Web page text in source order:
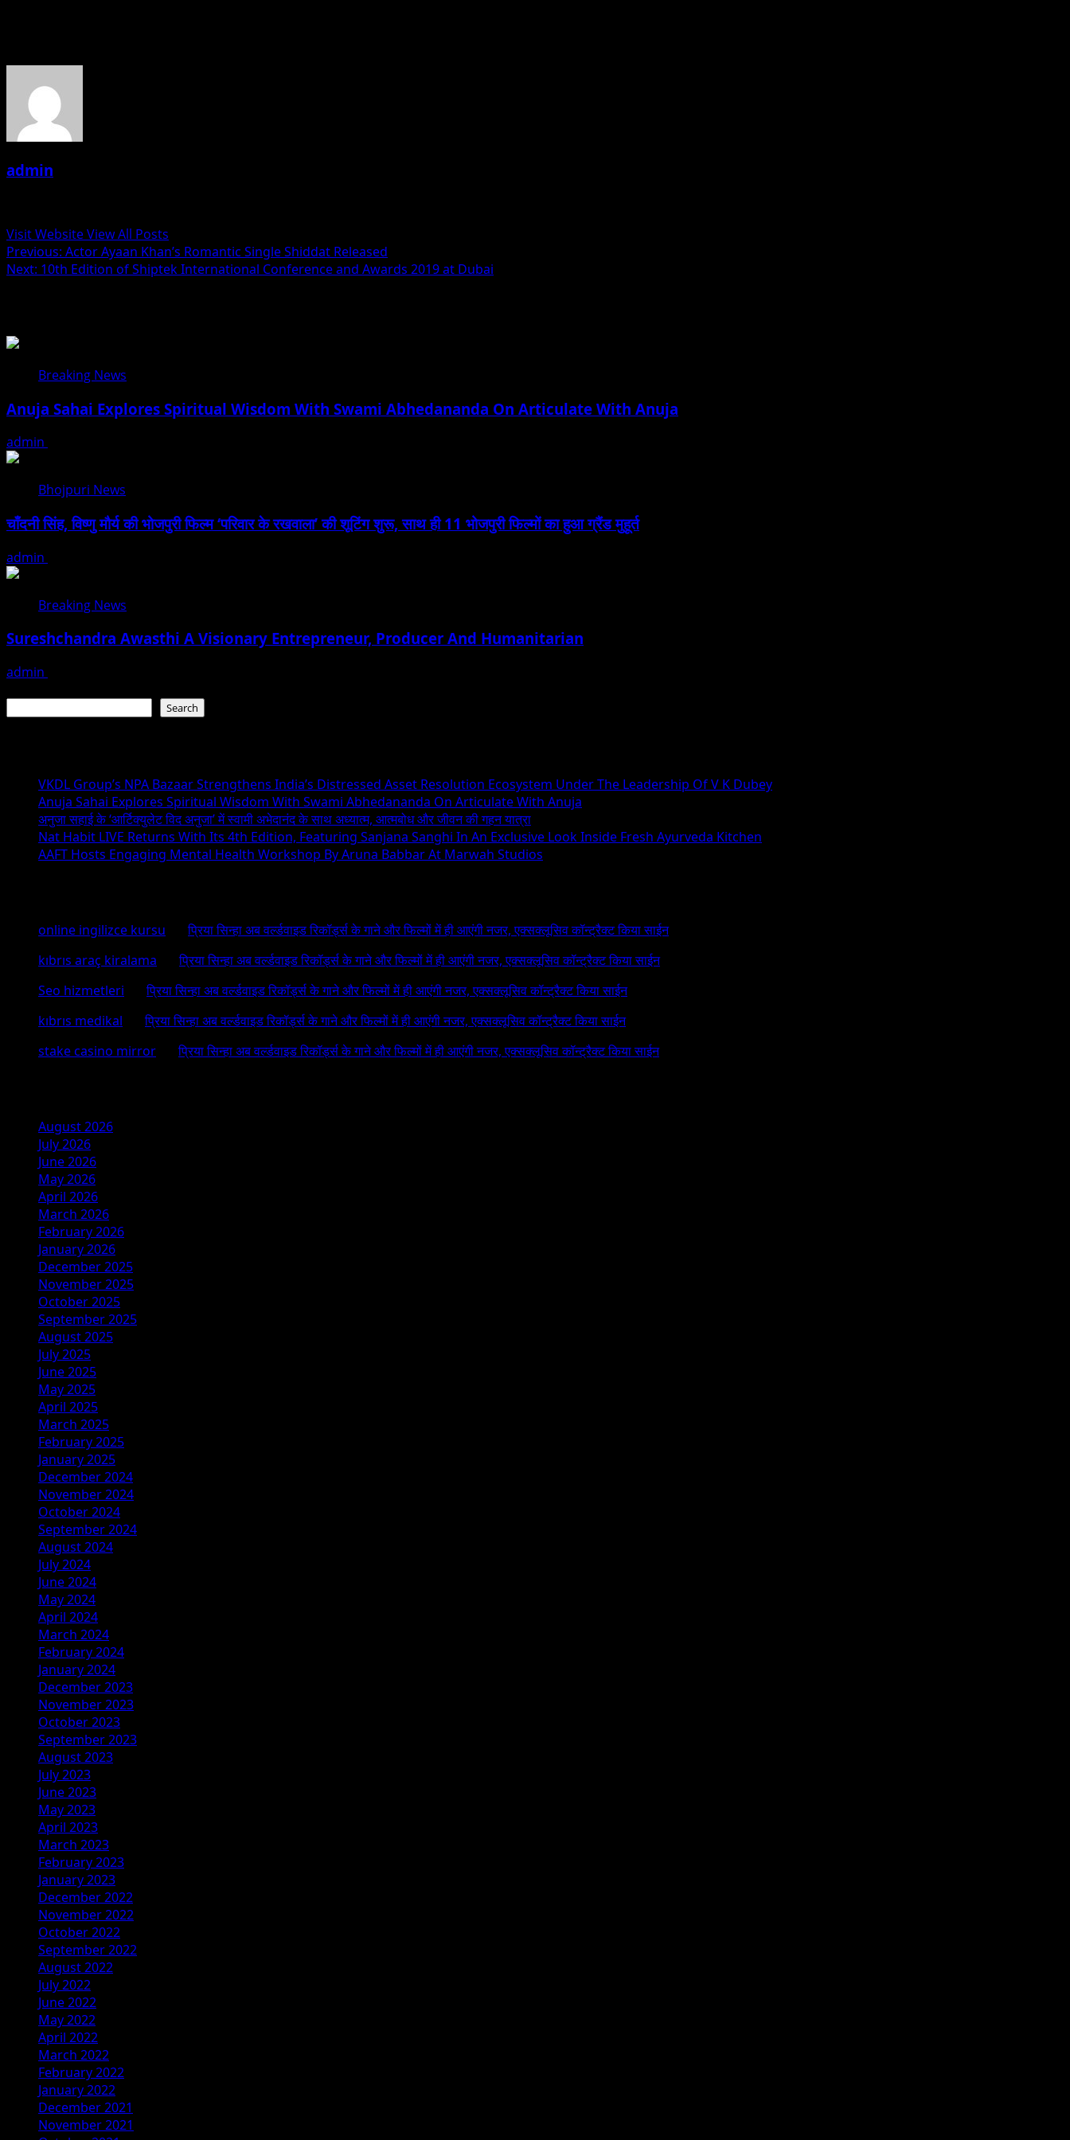
admin
Visit WebsiteView All Posts
Post
navigation
Previous: Actor Ayaan Khan’s Romantic Single Shiddat Released
Next: 10th Edition of Shiptek International Conference and Awards 2019 at Dubai
Breaking News
Anuja Sahai Explores Spiritual Wisdom With Swami Abhedananda On Articulate With Anuja
admin
Bhojpuri News
चाँदनी सिंह, विष्णु मौर्य की भोजपुरी फिल्म ‘परिवार के रखवाला’ की शूटिंग शुरू, साथ ही 11 भोजपुरी फिल्मों का हुआ ग्रैंड मुहूर्त
admin
Breaking News
Sureshchandra Awasthi A Visionary Entrepreneur, Producer And Humanitarian
admin
Search
VKDL Group’s NPA Bazaar Strengthens India’s Distressed Asset Resolution Ecosystem Under The Leadership Of V K Dubey
Anuja Sahai Explores Spiritual Wisdom With Swami Abhedananda On Articulate With Anuja
अनुजा सहाई के ‘आर्टिक्युलेट विद अनुजा’ में स्वामी अभेदानंद के साथ अध्यात्म, आत्मबोध और जीवन की गहन यात्रा
Nat Habit LIVE Returns With Its 4th Edition, Featuring Sanjana Sanghi In An Exclusive Look Inside Fresh Ayurveda Kitchen
AAFT Hosts Engaging Mental Health Workshop By Aruna Babbar At Marwah Studios
online ingilizce kursu onप्रिया सिन्हा अब वर्ल्डवाइड रिकॉर्ड्स के गाने और फिल्मों में ही आएंगी नजर, एक्सक्लूसिव कॉन्ट्रैक्ट किया साईन
kıbrıs araç kiralama onप्रिया सिन्हा अब वर्ल्डवाइड रिकॉर्ड्स के गाने और फिल्मों में ही आएंगी नजर, एक्सक्लूसिव कॉन्ट्रैक्ट किया साईन
Seo hizmetleri onप्रिया सिन्हा अब वर्ल्डवाइड रिकॉर्ड्स के गाने और फिल्मों में ही आएंगी नजर, एक्सक्लूसिव कॉन्ट्रैक्ट किया साईन
kıbrıs medikal onप्रिया सिन्हा अब वर्ल्डवाइड रिकॉर्ड्स के गाने और फिल्मों में ही आएंगी नजर, एक्सक्लूसिव कॉन्ट्रैक्ट किया साईन
stake casino mirror onप्रिया सिन्हा अब वर्ल्डवाइड रिकॉर्ड्स के गाने और फिल्मों में ही आएंगी नजर, एक्सक्लूसिव कॉन्ट्रैक्ट किया साईन
August 2026
July 2026
June 2026
May 2026
April 2026
March 2026
February 2026
January 2026
December 2025
November 2025
October 2025
September 2025
August 2025
July 2025
June 2025
May 2025
April 2025
March 2025
February 2025
January 2025
December 2024
November 2024
October 2024
September 2024
August 2024
July 2024
June 2024
May 2024
April 2024
March 2024
February 2024
January 2024
December 2023
November 2023
October 2023
September 2023
August 2023
July 2023
June 2023
May 2023
April 2023
March 2023
February 2023
January 2023
December 2022
November 2022
October 2022
September 2022
August 2022
July 2022
June 2022
May 2022
April 2022
March 2022
February 2022
January 2022
December 2021
November 2021